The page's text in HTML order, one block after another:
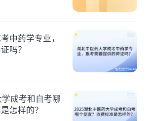
中药学专业，
吗？
成考和自考哪
怎样的？